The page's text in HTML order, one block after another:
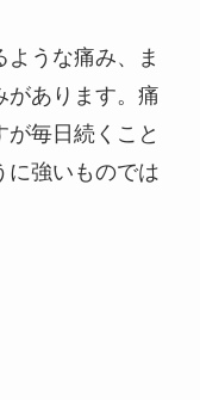
うな痛み、ま
があります。痛
毎日続くこと
に強いものでは